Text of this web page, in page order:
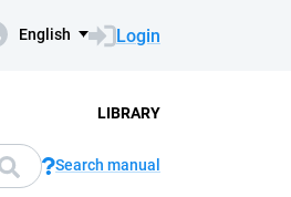
English Login
LIBRARY
Search manual